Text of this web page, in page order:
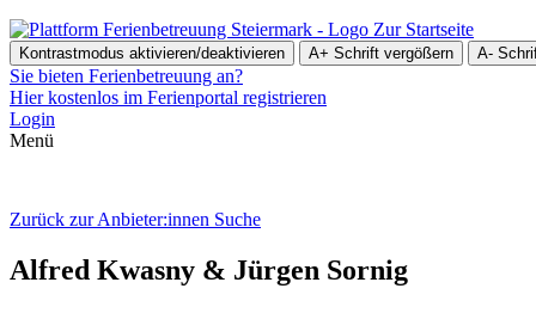
Zur Startseite
Kontrastmodus aktivieren/deaktivieren A+ Schrift vergößern A-
Sie bieten Ferienbetreuung an?
Hier kostenlos im Ferienportal registrieren
Login
Menü
Zurück zur Anbieter:innen Suche
Alfred Kwasny & Jürgen Sornig